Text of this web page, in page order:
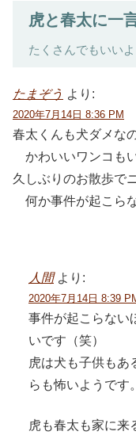
虎と春太に一
たくさんでもいいよ
たまぞう より:
2020年7月14日 8:36 PM
春太くんも犬ダメな
かわいいワンコも
久しぶりのお散歩で
何か事件が起こら
人間 より:
2020年7月14日 8:39
事件が起こらない
いです（笑）
虎は犬も子供もあ
らも怖いようです。
虎も春太も家に来